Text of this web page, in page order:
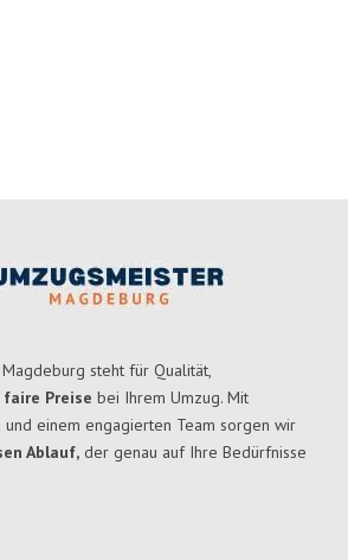
steht für Qualität,
Preise bei Ihrem Umzug. Mit
einem engagierten Team sorgen wir
Ablauf, der genau auf Ihre Bedürfnisse